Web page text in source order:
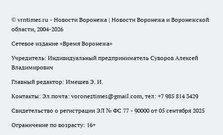
© vrntimes.ru - Новости Воронежа | Новости Воронежа и Воронежской
области, 2004-2026
Сетевое издание «Время Воронежа»
Учредитель: Индивидуальный предприниматель Суворов Алексей
Владимирович
Главный редактор: Имешев Э. И.
Контакты: Эл.почта: voroneztimes@gmail.com, тел: +7 985 814 3429
Свидетельство о регистрации ЭЛ № ФС 77 - 90000 от 05 сентября 2025
Ограничение по возрасту: 16+